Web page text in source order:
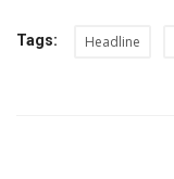
Tags: Headline